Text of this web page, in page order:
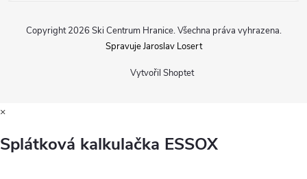
Vytvořil Shoptet
Copyright 2026 Ski Centrum Hranice. Všechna práva vyhrazena.
Spravuje Jaroslav Losert
×
Splátková kalkulačka ESSOX